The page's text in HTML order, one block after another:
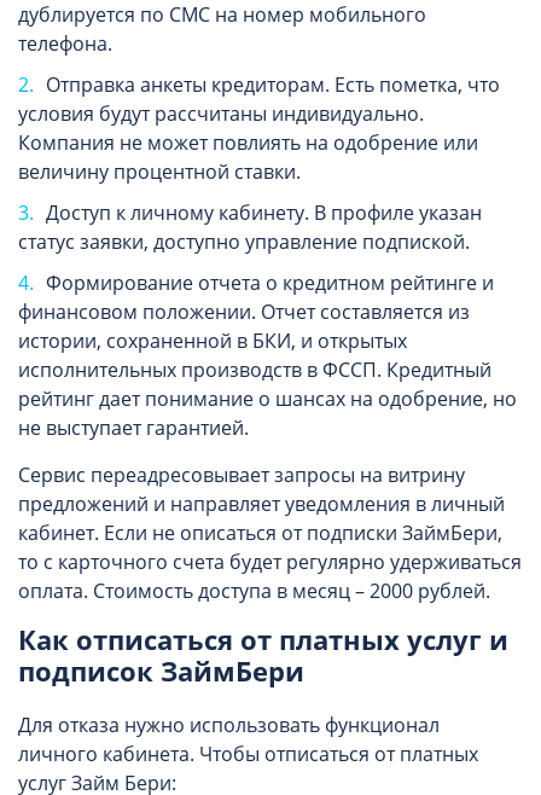
дублируется по СМС на номер мобильного
телефона.
Отправка анкеты кредиторам. Есть пометка, что
условия будут рассчитаны индивидуально.
Компания не может повлиять на одобрение или
величину процентной ставки.
Доступ к личному кабинету. В профиле указан
статус заявки, доступно управление подпиской.
Формирование отчета о кредитном рейтинге и
финансовом положении. Отчет составляется из
истории, сохраненной в БКИ, и открытых
исполнительных производств в ФССП. Кредитный
рейтинг дает понимание о шансах на одобрение, но
не выступает гарантией.
Сервис переадресовывает запросы на витрину
предложений и направляет уведомления в личный
кабинет. Если не описаться от подписки ЗаймБери,
то с карточного счета будет регулярно удерживаться
оплата. Стоимость доступа в месяц – 2000 рублей.
Как отписаться от платных услуг и
подписок ЗаймБери
Для отказа нужно использовать функционал
личного кабинета. Чтобы отписаться от платных
услуг Займ Бери: